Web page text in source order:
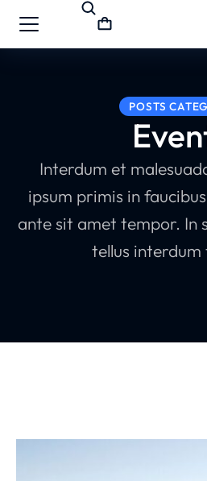
POSTS
Interdum et
ipsum primis in
ante sit amet tempor. In
tellus interdum